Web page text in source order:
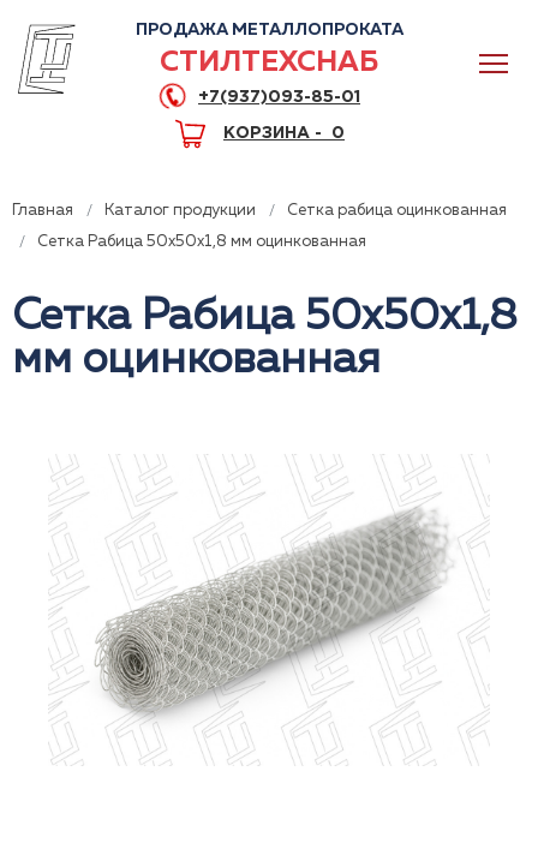
0
ПРОДАЖА МЕТАЛЛОПРОКАТА
СТИЛТЕХСНАБ
+7(937)093-85-01
КОРЗИНА - 0
Главная Каталог продукции
Сетка рабица оцинкованная
Сетка Рабица 50x50x1,8 мм оцинкованная
Сетка Рабица 50x50x1,8
мм оцинкованная